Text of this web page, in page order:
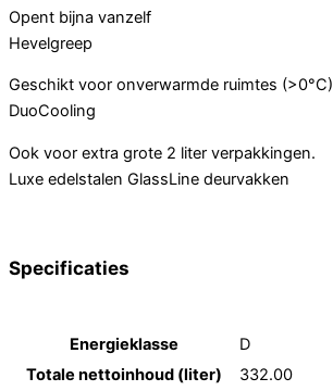
Opent bijna vanzelf
Hevelgreep
Geschikt voor onverwarmde ruimtes (>0°C)
DuoCooling
Ook voor extra grote 2 liter verpakkingen.
Luxe edelstalen GlassLine deurvakken
Specificaties
Energieklasse
D
Totale nettoinhoud (liter)
332.00